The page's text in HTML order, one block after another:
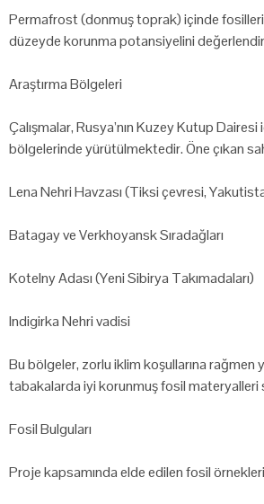
Permafrost (donmuş toprak) içinde
düzeyde korunma potansiyelini
Araştırma Bölgeleri
Çalışmalar, Rusya’nın Kuzey Kutup Dairesi
bölgelerinde yürütülmektedir. Öne çıkan
Lena Nehri Havzası (Tiksi çevresi,
Batagay ve Verkhoyansk Sıradağları
Kotelny Adası (Yeni Sibirya Takımadaları)
Indigirka Nehri vadisi
Bu bölgeler, zorlu iklim koşullarına rağmen
tabakalarda iyi korunmuş fosil materyalleri
Fosil Bulguları
Proje kapsamında elde edilen fosil